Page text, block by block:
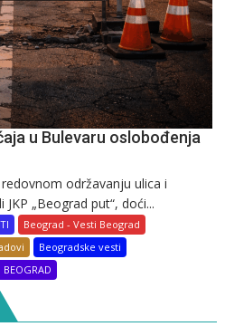
u Bulevaru oslobođenja
održavanju ulica i
„Beograd put“, doći...
Beograd - Vesti Beograd
Beogradske vesti
BEOGRAD